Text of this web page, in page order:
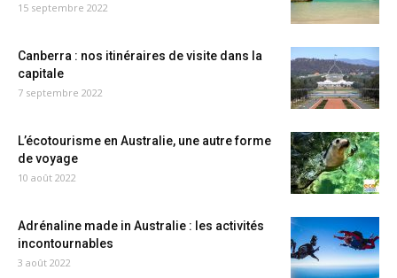
15 septembre 2022
Canberra : nos itinéraires de visite dans la
capitale
7 septembre 2022
L’écotourisme en Australie, une autre forme
de voyage
10 août 2022
Adrénaline made in Australie : les activités
incontournables
3 août 2022